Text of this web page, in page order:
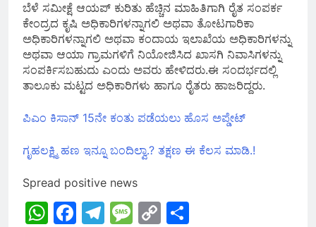
ಬೆಳೆ ಸಮೀಕ್ಷೆ ಆಯಪ್ ಕುರಿತು ಹೆಚ್ಚಿನ ಮಾಹಿತಿಗಾಗಿ ರೈತ ಸಂಪರ್ಕ
ಕೇಂದ್ರದ ಕೃಷಿ ಅಧಿಕಾರಿಗಳನ್ನಾಗಲಿ ಅಥವಾ ತೋಟಗಾರಿಕಾ
ಅಧಿಕಾರಿಗಳನ್ನಾಗಲಿ ಅಥವಾ ಕಂದಾಯ ಇಲಾಖೆಯ ಅಧಿಕಾರಿಗಳನ್ನು
ಅಥವಾ ಆಯಾ ಗ್ರಾಮಗಳಿಗೆ ನಿಯೋಜಿಸಿದ ಖಾಸಗಿ ನಿವಾಸಿಗಳನ್ನು
ಸಂಪರ್ಕಿಸಬಹುದು ಎಂದು ಅವರು ಹೇಳಿದರು.ಈ ಸಂದರ್ಭದಲ್ಲಿ
ತಾಲೂಕು ಮಟ್ಟದ ಅಧಿಕಾರಿಗಳು ಹಾಗೂ ರೈತರು ಹಾಜರಿದ್ದರು.
ಪಿಎಂ ಕಿಸಾನ್ 15ನೇ ಕಂತು ಪಡೆಯಲು ಹೊಸ ಅಪ್ಡೇಟ್
ಗೃಹಲಕ್ಷ್ಮಿ ಹಣ ಇನ್ನೂ ಬಂದಿಲ್ವಾ.? ತಕ್ಷಣ ಈ ಕೆಲಸ ಮಾಡಿ.!
Spread positive news
WhatsApp
Facebook
Telegram
Message
Copy